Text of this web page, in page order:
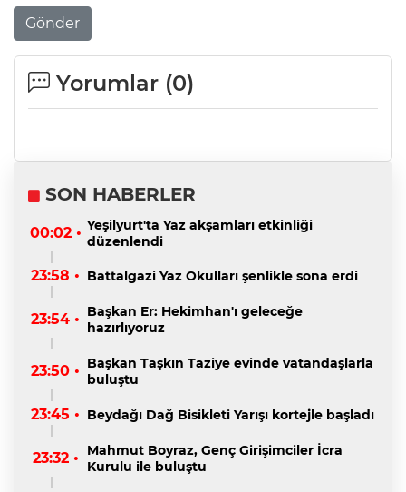
Gönder
Yorumlar (0)
SON HABERLER
00:02 • Yeşilyurt'ta Yaz akşamları etkinliği
düzenlendi
23:58 • Battalgazi Yaz Okulları şenlikle sona erdi
23:54 • Başkan Er: Hekimhan'ı geleceğe
hazırlıyoruz
23:50 • Başkan Taşkın Taziye evinde vatandaşlarla
buluştu
23:45 • Beydağı Dağ Bisikleti Yarışı kortejle başladı
23:32 •
Mahmut Boyraz, Genç Girişimciler İcra
Kurulu ile buluştu